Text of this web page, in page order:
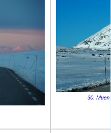
30. Muen